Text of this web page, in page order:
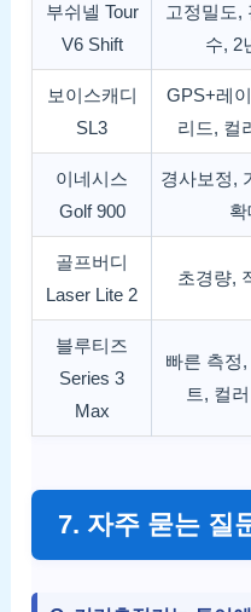
부쉬넬 Tour
V6 Shift
고정밀도,
수, 2
보이스캐디
SL3
GPS+레
리드, 컬
이네시스
Golf 900
경사보정,
확
골프버디
Laser Lite 2
초경량,
블루티즈
Series 3
Max
빠른 측정
트, 컬
7. 자주 묻는 질